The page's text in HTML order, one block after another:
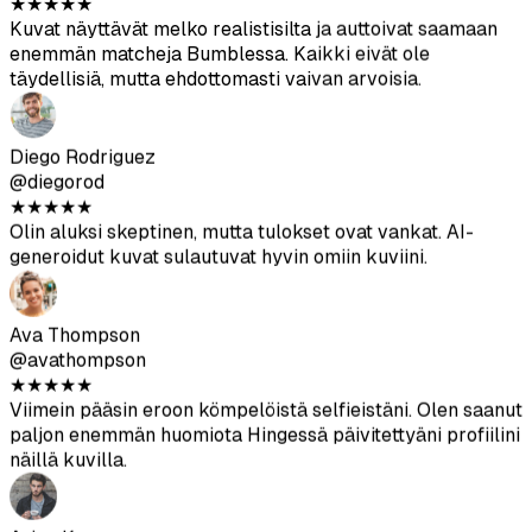
Diego Rodriguez
@diegorod
★★★★★
Olin aluksi skeptinen, mutta tulokset ovat vankat. AI-
generoidut kuvat sulautuvat hyvin omiin kuviini.
Ava Thompson
@avathompson
★★★★★
Viimein pääsin eroon kömpelöistä selfieistäni. Olen saanut
paljon enemmän huomiota Hingessä päivitettyäni profiilini
näillä kuvilla.
Arjun Kumar
@arjunkumar
★★★★★
Tulokset ovat hyvät – eivät yhtä hyvät kuin ammattikuvat,
mutta auttavat monipuolistamaan profiilia. Erittäin hyvä
hinta-laatu-suhde.